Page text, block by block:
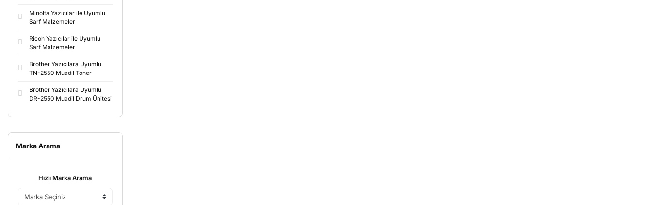
Minolta Yazıcılar ile Uyumlu
Sarf Malzemeler
Ricoh Yazıcılar ile Uyumlu
Sarf Malzemeler
Brother Yazıcılara Uyumlu
TN-2550 Muadil Toner
Brother Yazıcılara Uyumlu
DR-2550 Muadil Drum Ünitesi
Marka Arama
Hızlı Marka Arama